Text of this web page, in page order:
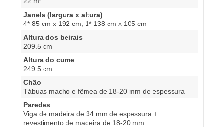
Janela (largura x altura)
4* 85 cm x 192 cm; 1* 138 cm x 105 cm
Altura dos beirais
209.5 cm
Altura do cume
249.5 cm
Chão
Tábuas macho e fêmea de 18-20 mm de espessura
Paredes
Viga de madeira de 34 mm de espessura +
revestimento de madeira de 18-20 mm